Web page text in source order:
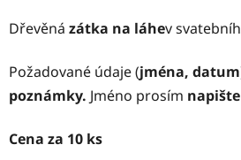
Dřevěná zátka na láhev
Požadované údaje (jména, datum
poznámky. Jméno prosím
Cena za 10 ks